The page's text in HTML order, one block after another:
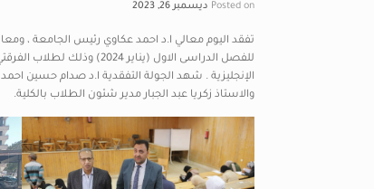
Posted on ديسمبر 26, 2023
تفقد اليوم معالي ا.د احمد عكاوي رئيس الجامعة ،
للفصل الدراسى الاول
الإنجليزية . شهد الجولة التفقدية ا.د صدام حسين احمد
والاستاذ زكريا عبد الجبار مدير شئون الطلاب بالكلية.